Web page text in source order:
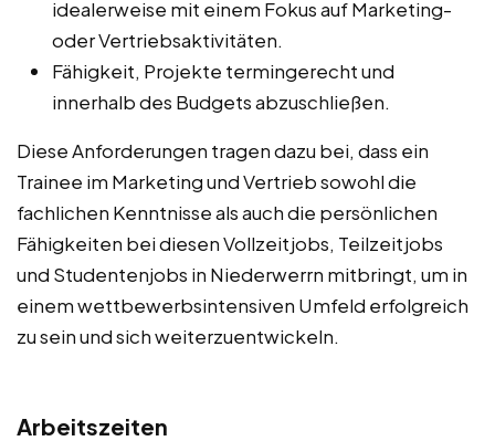
idealerweise mit einem Fokus auf Marketing-
oder Vertriebsaktivitäten.
Fähigkeit, Projekte termingerecht und
innerhalb des Budgets abzuschließen.
Diese Anforderungen tragen dazu bei, dass ein
Trainee im Marketing und Vertrieb sowohl die
fachlichen Kenntnisse als auch die persönlichen
Fähigkeiten bei diesen Vollzeitjobs, Teilzeitjobs
und Studentenjobs in Niederwerrn mitbringt, um in
einem wettbewerbsintensiven Umfeld erfolgreich
zu sein und sich weiterzuentwickeln.
Arbeitszeiten